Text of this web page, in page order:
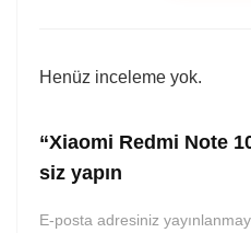
Henüz inceleme yok.
“Xiaomi Redmi Note
siz yapın
E-posta adresiniz